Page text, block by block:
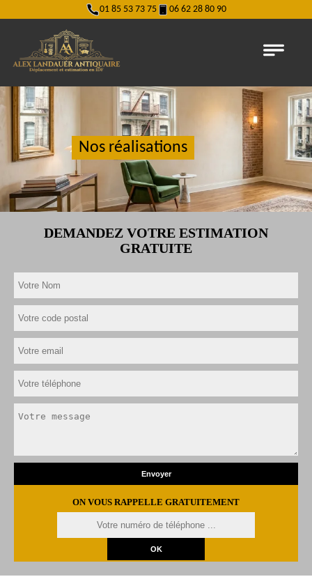
01 85 53 73 75 06 62 28 80 90
Nos réalisations
DEMANDEZ VOTRE ESTIMATION
GRATUITE
ON VOUS RAPPELLE GRATUITEMENT